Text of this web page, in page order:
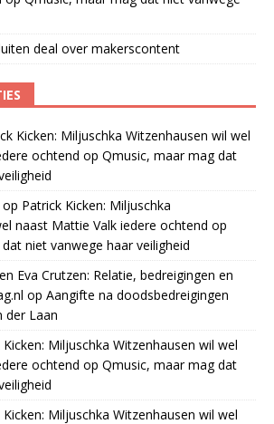
deal over makerscontent
Kicken: Miljuschka Witzenhausen wil wel
ochtend op Qmusic, maar mag dat
op Patrick Kicken: Miljuschka
naast Mattie Valk iedere ochtend op
niet vanwege haar veiligheid
Eva Crutzen: Relatie, bedreigingen en
op Aangifte na doodsbedreigingen
der Laan
Kicken: Miljuschka Witzenhausen wil wel
ochtend op Qmusic, maar mag dat
Kicken: Miljuschka Witzenhausen wil wel